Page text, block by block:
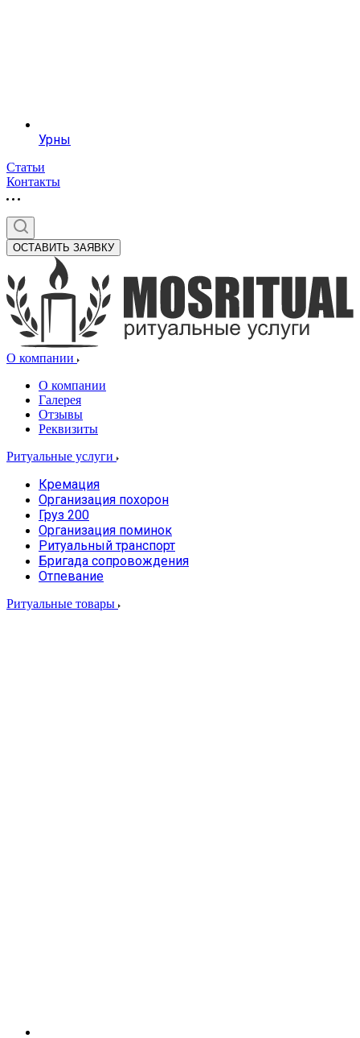
Урны
Статьи
Контакты
ОСТАВИТЬ ЗАЯВКУ
О компании
О компании
Галерея
Отзывы
Реквизиты
Ритуальные услуги
Кремация
Организация похорон
Груз 200
Организация поминок
Ритуальный транспорт
Бригада сопровождения
Отпевание
Ритуальные товары